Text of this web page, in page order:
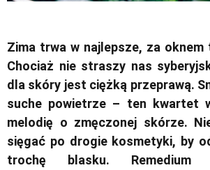
Zima trwa w najlepsze, za oknem
Chociaż nie straszy nas
dla skóry jest ciężką przeprawą.
suche powietrze – ten kwartet
melodię o zmęczonej skórze.
sięgać po drogie kosmetyki, by
trochę blasku. Remedium